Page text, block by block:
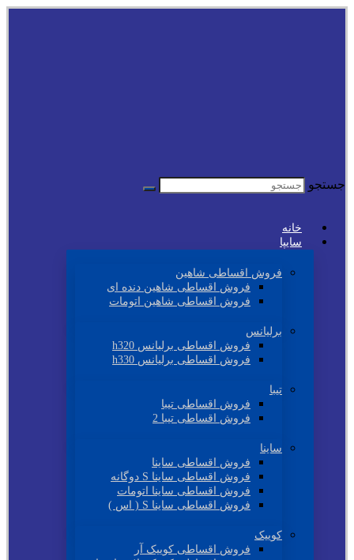
جستجو
خانه
سایپا
فروش اقساطی شاهین
فروش اقساطی شاهین دنده ای
فروش اقساطی شاهین اتومات
برلیانس
فروش اقساطی برلیانس h320
فروش اقساطی برلیانس h330
تیبا
فروش اقساطی تیبا
فروش اقساطی تیبا 2
ساینا
فروش اقساطی ساینا
فروش اقساطی ساینا S دوگانه
فروش اقساطی ساینا اتومات
فروش اقساطی ساینا S ( اس )
کوییک
فروش اقساطی کوییک آر